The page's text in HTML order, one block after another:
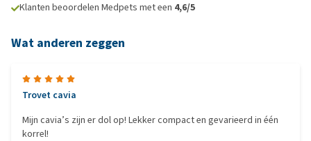
Klanten beoordelen Medpets met een 4,6/5
Wat anderen zeggen
Trovet cavia
Mijn cavia’s zijn er dol op! Lekker compact en gevarieerd in één
korrel!